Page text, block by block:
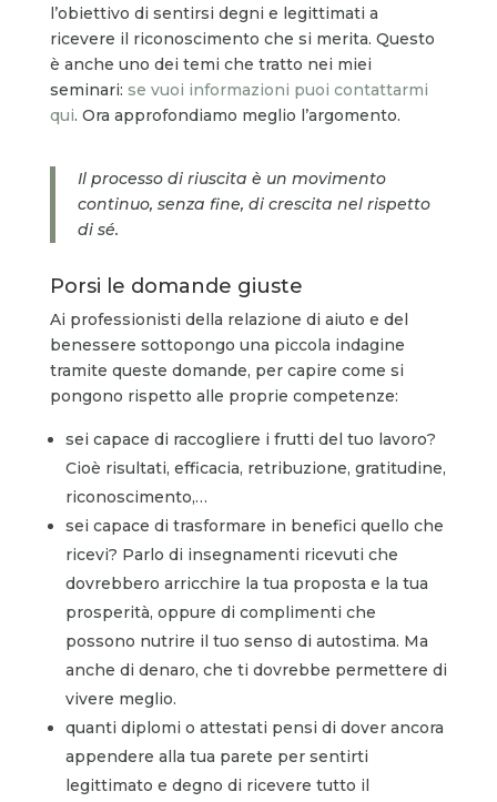
l’obiettivo di sentirsi degni e legittimati a
ricevere il riconoscimento che si merita. Questo
è anche uno dei temi che tratto nei miei
seminari: se vuoi informazioni puoi contattarmi
qui. Ora approfondiamo meglio l’argomento.
Il processo di riuscita è un movimento
continuo, senza fine, di crescita nel rispetto
di sé.
Porsi le domande giuste
Ai professionisti della relazione di aiuto e del
benessere sottopongo una piccola indagine
tramite queste domande, per capire come si
pongono rispetto alle proprie competenze:
sei capace di raccogliere i frutti del tuo lavoro?
Cioè risultati, efficacia, retribuzione, gratitudine,
riconoscimento,…
sei capace di trasformare in benefici quello che
ricevi? Parlo di insegnamenti ricevuti che
dovrebbero arricchire la tua proposta e la tua
prosperità, oppure di complimenti che
possono nutrire il tuo senso di autostima. Ma
anche di denaro, che ti dovrebbe permettere di
vivere meglio.
quanti diplomi o attestati pensi di dover ancora
appendere alla tua parete per sentirti
legittimato e degno di ricevere tutto il